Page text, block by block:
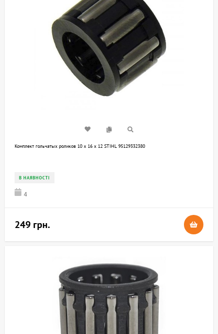
Комплект гольчатых роликов 10 х 16 х 12 STIHL 95129332380
В НАЯВНОСТІ
4
249 грн.